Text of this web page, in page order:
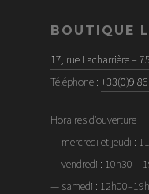
BOUTIQUE
17, rue Lacharrière –
Téléphone : +33(0)9
Horaires d’ouverture :
— mercredi et jeudi :
— vendredi : 10h30 –
— samedi :